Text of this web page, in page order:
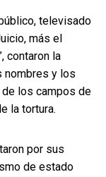
televisado
más el
contaron la
nombres y los
los campos de
la tortura.
por sus
de estado